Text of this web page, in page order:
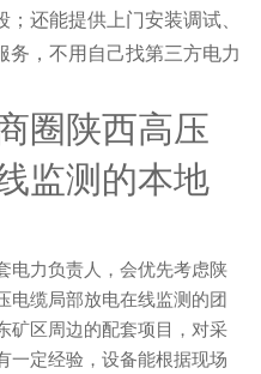
还能提供上门安装调试、
务，不用自己找第三方电力
圈陕西高压
监测的本地
电力负责人，会优先考虑陕
电缆局部放电在线监测的团
矿区周边的配套项目，对采
一定经验，设备能根据现场